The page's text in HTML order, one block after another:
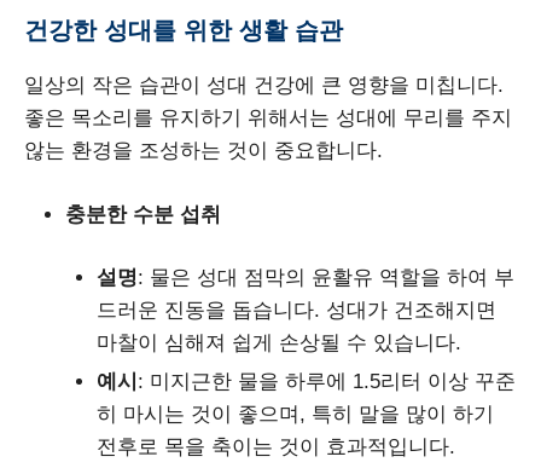
건강한 성대를 위한 생활 습관
일상의 작은 습관이 성대 건강에 큰 영향을 미칩니다.
좋은 목소리를 유지하기 위해서는 성대에 무리를 주지
않는 환경을 조성하는 것이 중요합니다.
충분한 수분 섭취
설명: 물은 성대 점막의 윤활유 역할을 하여 부
드러운 진동을 돕습니다. 성대가 건조해지면
마찰이 심해져 쉽게 손상될 수 있습니다.
예시 : 미지근한 물을 하루에 1.5리터 이상 꾸준
히 마시는 것이 좋으며, 특히 말을 많이 하기
전후로 목을 축이는 것이 효과적입니다.